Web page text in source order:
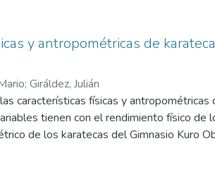
Kinetics, donde se seleccionaron
los años 2004 y 2024, que incluyan
“rendimiento deportivo” y que
pertinentes para los
ACT puede ser beneficiosa para el
respecto a las particularidades de una
manera, se hace necesario seguir
el ámbito del deporte.
y antropométricas de
; Giráldez, Julián
características físicas y antropométricas
tienen con el rendimiento físico de
de los karatecas del Gimnasio Kuro
se utilizó fue de tipo transversal,